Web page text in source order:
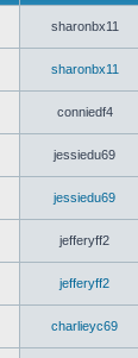
sharonbx11
sharonbx11
conniedf4
jessiedu69
jessiedu69
jefferyff2
jefferyff2
charlieyc69